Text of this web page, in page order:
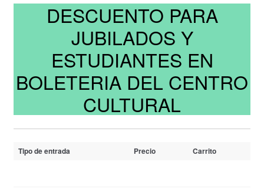
DESCUENTO PARA
JUBILADOS Y
ESTUDIANTES EN
BOLETERIA DEL CENTRO
CULTURAL
Tipo de entrada Precio Carrito